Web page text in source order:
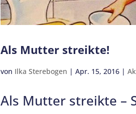
Als Mutter streikte!
von Ilka Sterebogen |Apr. 15, 2016 |
Als Mutter streikte –